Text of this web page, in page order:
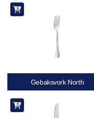
Gebaksvork North